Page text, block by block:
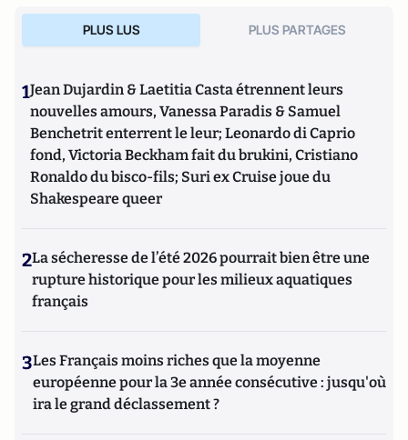
PLUS LUS PLUS PARTAGES
1Jean Dujardin & Laetitia Casta étrennent leurs
nouvelles amours, Vanessa Paradis & Samuel
Benchetrit enterrent le leur; Leonardo di Caprio
fond, Victoria Beckham fait du brukini, Cristiano
Ronaldo du bisco-fils; Suri ex Cruise joue du
Shakespeare queer
2La sécheresse de l’été 2026 pourrait bien être une
rupture historique pour les milieux aquatiques
français
3Les Français moins riches que la moyenne
européenne pour la 3e année consécutive : jusqu'où
ira le grand déclassement ?